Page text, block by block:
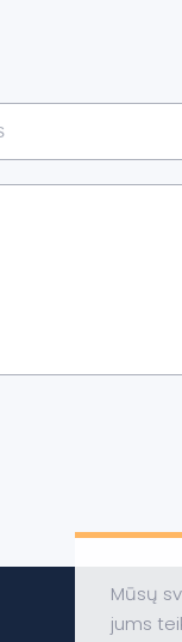
Mūsų
jums